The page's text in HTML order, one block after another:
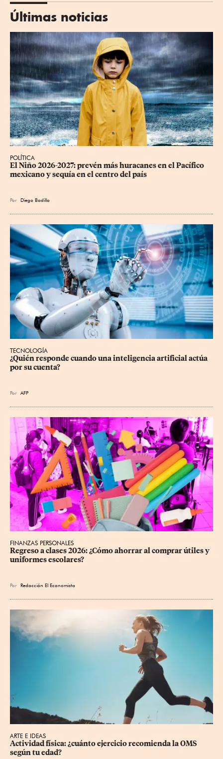
Últimas noticias
POLÍTICA
El Niño 2026-2027: prevén más huracanes en el Pacífico
mexicano y sequía en el centro del país
Por Diego Badillo
TECNOLOGÍA
¿Quién responde cuando una inteligencia artificial actúa
por su cuenta?
Por AFP
FINANZAS PERSONALES
Regreso a clases 2026: ¿Cómo ahorrar al comprar útiles y
uniformes escolares?
Por Redacción El Economista
ARTE E IDEAS
Actividad física: ¿cuánto ejercicio recomienda la OMS
según tu edad?